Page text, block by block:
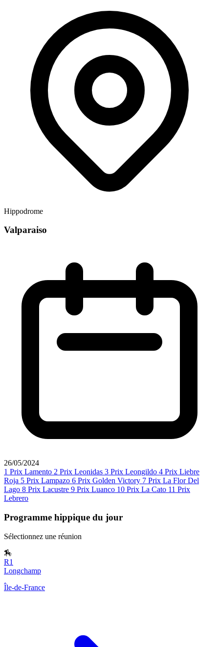
Hippodrome
Valparaiso
26/05/2024
1 Prix Lamento 2 Prix Leonidas 3 Prix Leongildo 4 Prix Liebre
Roja 5 Prix Lampazo 6 Prix Golden Victory 7 Prix La Flor Del
Lago 8 Prix Lacustre 9 Prix Luanco 10 Prix La Cato 11 Prix
Lebrero
Programme hippique du jour
Sélectionnez une réunion
🏇
R1
Longchamp
Île-de-France